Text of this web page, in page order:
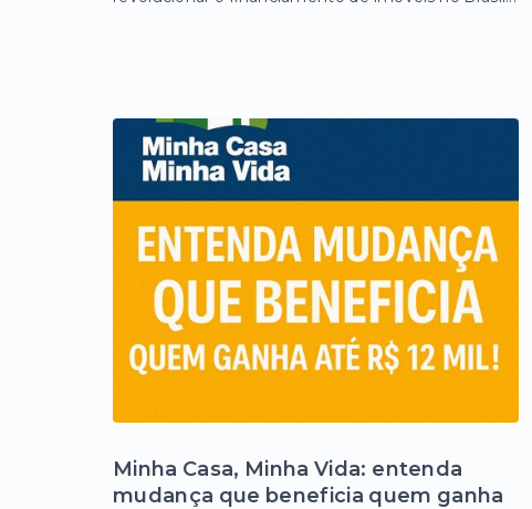
Minha Casa, Minha Vida: entenda
mudança que beneficia quem ganha